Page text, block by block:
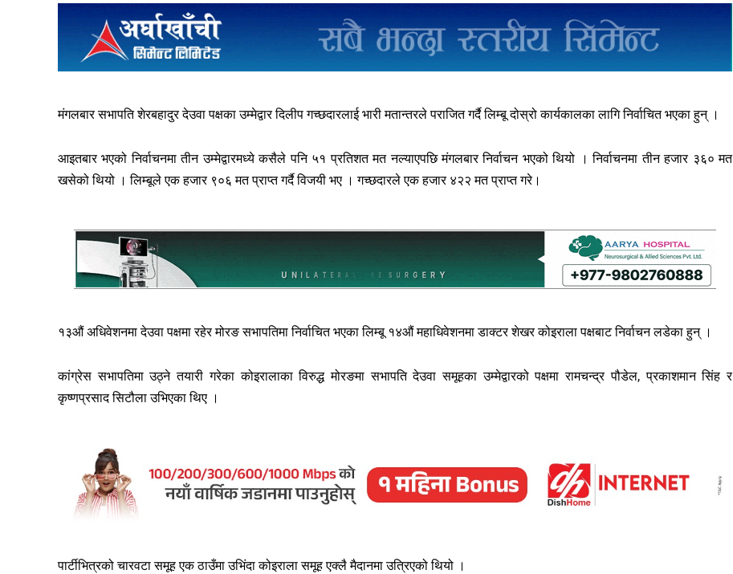
मंगलबार सभापति शेरबहादुर देउवा पक्षका उम्मेद्वार दिलीप गच्छदारलाई भारी मतान्तरले पराजित गर्दै लिम्बू दोस्रो कार्यकालका लागि निर्वाचित भएका हुन् ।
आइतबार भएको निर्वाचनमा तीन उम्मेद्वारमध्ये कसैले पनि ५१ प्रतिशत मत नल्याएपछि मंगलबार निर्वाचन भएको थियो । निर्वाचनमा तीन हजार ३६० मत
खसेको थियो । लिम्बूले एक हजार ९०६ मत प्राप्त गर्दै विजयी भए । गच्छदारले एक हजार ४२२ मत प्राप्त गरे।
१३औं अधिवेशनमा देउवा पक्षमा रहेर मोरङ सभापतिमा निर्वाचित भएका लिम्बू १४औं महाधिवेशनमा डाक्टर शेखर कोइराला पक्षबाट निर्वाचन लडेका हुन् ।
कांग्रेस सभापतिमा उठ्ने तयारी गरेका कोइरालाका विरुद्ध मोरङमा सभापति देउवा समूहका उम्मेद्वारको पक्षमा रामचन्द्र पौडेल, प्रकाशमान सिंह र
कृष्णप्रसाद सिटौला उभिएका थिए ।
पार्टीभित्रको चारवटा समूह एक ठाउँमा उभिंदा कोइराला समूह एक्लै मैदानमा उत्रिएको थियो ।